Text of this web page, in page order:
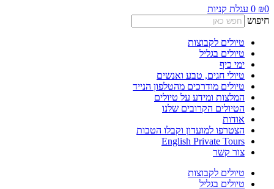
₪
0 עגלת קניות
חיפוש
טיולים לקבוצות
טיולים בגליל
ימי כיף
טיולי חגים, טבע ואנשים
טיולים מודרכים מהטלפון הנייד
המלצות ומידע על טיולים
הטיולים הקרובים שלנו
אודות
הצטרפו למועדון וקבלו הטבות
English Private Tours
צור קשר
טיולים לקבוצות
טיולים בגליל